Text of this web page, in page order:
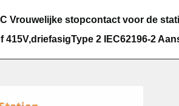
Vrouwelijke stopcontact voor de
415V,driefasigType 2 IEC62196-2